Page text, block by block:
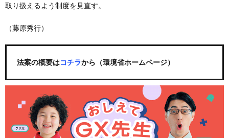
取り扱えるよう制度を見直す。
（藤原秀行）
法案の概要はコチラから（環境省ホームページ）